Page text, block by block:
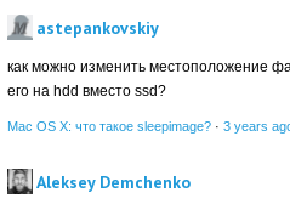
astepankovskiy
как можно изменить местоположение
его на hdd вместо ssd?
Mac OS X: что такое sleepimage? · 3 years
Aleksey Demchenko